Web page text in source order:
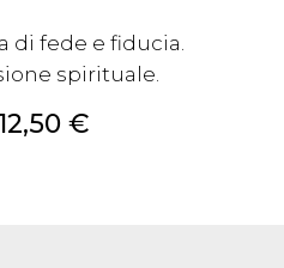
di fede e fiducia.
spirituale.
€